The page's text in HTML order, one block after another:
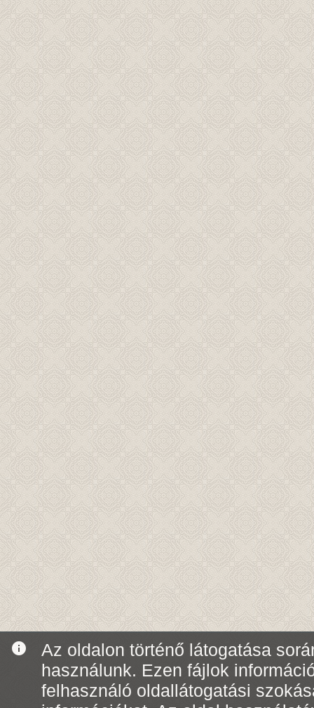
info
Az oldalon történő látogatása
használunk. Ezen fájlok
felhasználó oldallátogatási